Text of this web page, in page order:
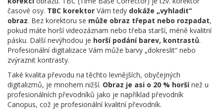
časové osy. TBC korektor Vám tedy dokáže „vyhladit“
obraz. Bez korektoru se může obraz třepat nebo rozpadat,
pokud máte horší videozáznam nebo třeba starší, méně kvalitní
pásku. Další nevýhodou je horší podání barev, kontrastů.
Profesionální digitalizace Vám může barvy „dokreslit“ nebo
zvýraznit kontrasty.
Také kvalita převodu na těchto levnějších, obyčejných
digitalizmů, je mnohem nižší. Obraz je asi o 20 % horšínež u
profesionálních převodníků jako je například převodník
Canopus, což je profesionální kvalitní převodník.